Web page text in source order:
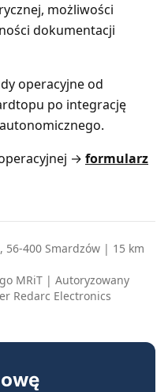
możliwości
dokumentacji
operacyjne od
po integrację
→ formularz
56-400 Smardzów | 15 km
MRiT | Autoryzowany
Redarc Electronics